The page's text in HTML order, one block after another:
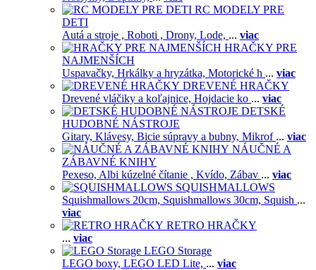
RC MODELY PRE
DETI
Autá a stroje , Roboti , Drony, Lode, ... viac
HRAČKY PRE
NAJMENŠÍCH
Uspavačky, Hrkálky a hryzátka, Motorické h ... viac
DREVENÉ HRAČKY
Drevené vláčiky a koľajnice, Hojdacie ko ... viac
DETSKÉ
HUDOBNÉ NÁSTROJE
Gitary, Klávesy, Bicie súpravy a bubny, Mikrof ... viac
NÁUČNÉ A
ZÁBAVNÉ KNIHY
Pexeso, Albi kúzelné čítanie , Kvído, Zábav ... viac
SQUISHMALLOWS
Squishmallows 20cm, Squishmallows 30cm, Squish ...
viac
RETRO HRAČKY
... viac
LEGO Storage
LEGO boxy, LEGO LED Lite, ... viac